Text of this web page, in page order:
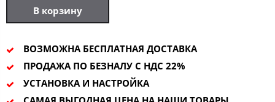
В корзину
ВОЗМОЖНА БЕСПЛАТНАЯ ДОСТАВКА
ПРОДАЖА ПО БЕЗНАЛУ С НДС 22%
УСТАНОВКА И НАСТРОЙКА